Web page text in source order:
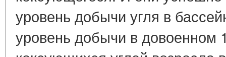
уровень добычи угля в
уровень добычи в довоенном